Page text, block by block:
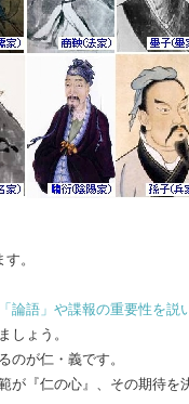
。
論語」や諜報の重要性を説
しょう。
のが仁・義です。
が『仁の心』、その期待を